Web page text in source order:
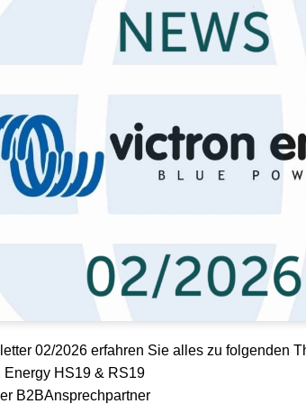
02/2026 erfahren Sie alles zu folgenden
Energy HS19 & RS19
B2BAnsprechpartner